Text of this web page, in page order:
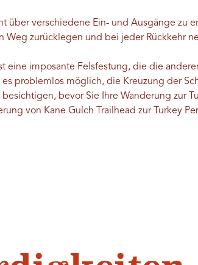
über verschiedene Ein- und Ausgänge zu
Weg zurücklegen und bei jeder Rückkehr
eine imposante Felsfestung, die die
problemlos möglich, die Kreuzung der
bevor Sie Ihre Wanderung zur
von Kane Gulch Trailhead zur Turkey